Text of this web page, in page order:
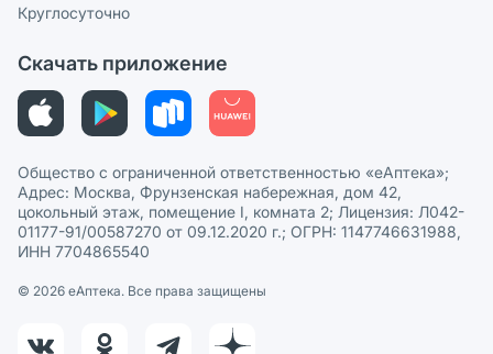
Политика рекомендаций
Этика и соответствие
Политика в отношении обработки персональных данных
Круглосуточно
Скачать приложение
Общество с ограниченной ответственностью «еАптека»;
Адрес: Москва, Фрунзенская набережная, дом 42,
цокольный этаж, помещение I, комната 2; Лицензия: Л042-
01177-91/00587270 от 09.12.2020 г.; ОГРН: 1147746631988,
ИНН 7704865540
© 2026 eАптека. Все права защищены